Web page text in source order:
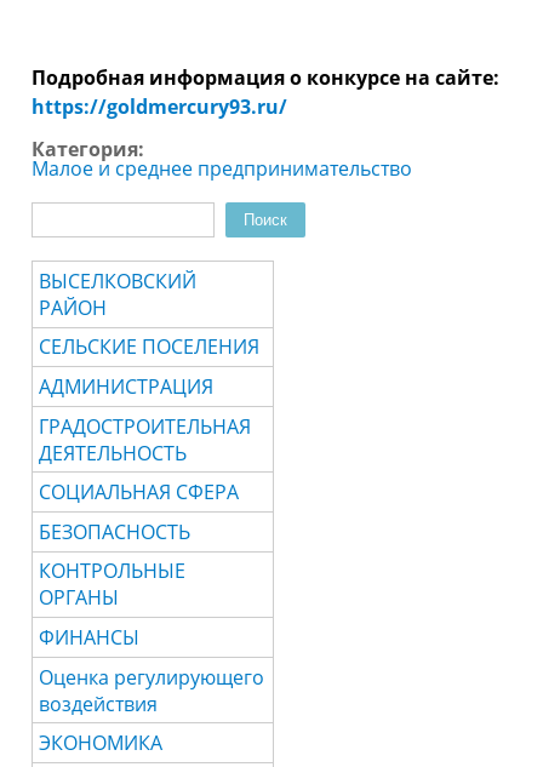
Подробная информация о конкурсе на сайте:
https://goldmercury93.ru/
Категория:
Малое и среднее предпринимательство
Поиск
ВЫСЕЛКОВСКИЙ
РАЙОН
СЕЛЬСКИЕ ПОСЕЛЕНИЯ
АДМИНИСТРАЦИЯ
ГРАДОСТРОИТЕЛЬНАЯ
ДЕЯТЕЛЬНОСТЬ
СОЦИАЛЬНАЯ СФЕРА
БЕЗОПАСНОСТЬ
КОНТРОЛЬНЫЕ
ОРГАНЫ
ФИНАНСЫ
Оценка регулирующего
воздействия
ЭКОНОМИКА